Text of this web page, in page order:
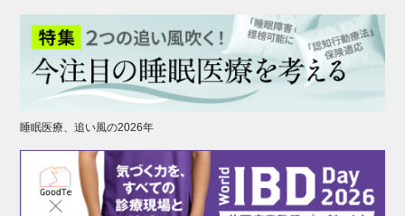
睡眠医療、追い風の2026年